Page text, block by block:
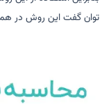
توان گفت این روش در